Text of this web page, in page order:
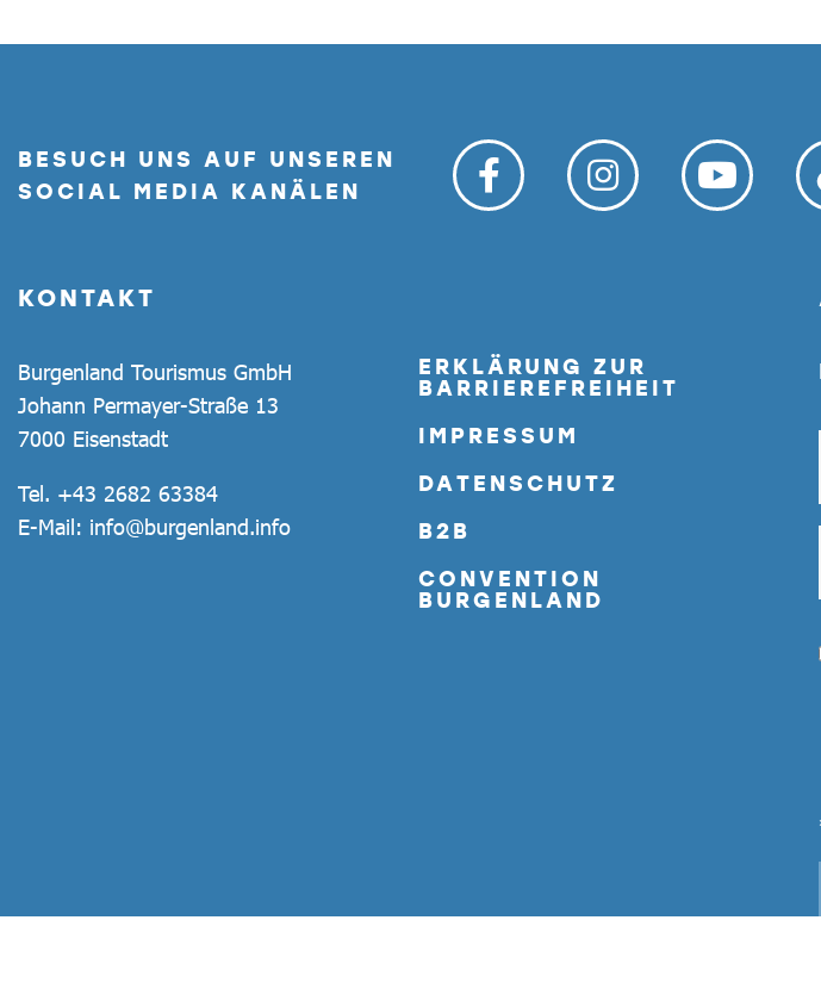
BESUCH UNS AUF UNSEREN
SOCIAL MEDIA KANÄLEN
KONTAKT
Burgenland Tourismus GmbH
Johann Permayer-Straße 13
7000 Eisenstadt
Tel. +43 2682 63384
E-Mail: info@burgenland.info
ERKLÄRUNG ZUR
BARRIEREFREIHEIT
IMPRESSUM
DATENSCHUTZ
B2B
CONVENTION
BURGENLAND